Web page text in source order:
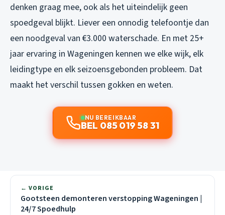
denken graag mee, ook als het uiteindelijk geen
spoedgeval blijkt. Liever een onnodig telefoontje dan
een noodgeval van €3.000 waterschade. En met 25+
jaar ervaring in Wageningen kennen we elke wijk, elk
leidingtype en elk seizoensgebonden probleem. Dat
maakt het verschil tussen gokken en weten.
NU BEREIKBAAR
BEL 085 019 58 31
← VORIGE
Gootsteen demonteren verstopping Wageningen |
24/7 Spoedhulp